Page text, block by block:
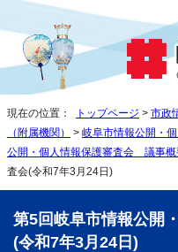
現在の位置： トップページ > 市政
（附属機関）
> 岐阜市情報公開・
公開・個人情報保護審査会 議事概
査会(令和7年3月24日)
第5回岐阜市情報公開
(令和7年3月24日)